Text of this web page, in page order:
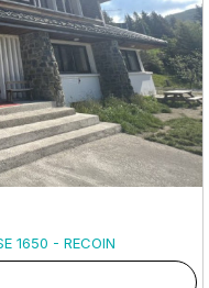
1650 - RECOIN